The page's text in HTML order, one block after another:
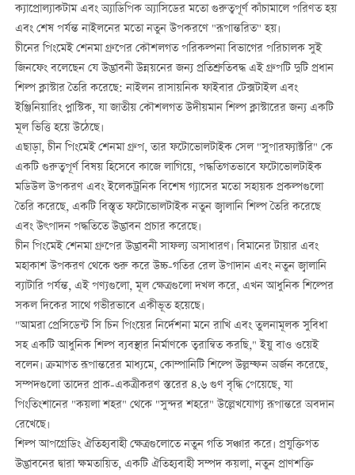
ক্যাপ্রোল্যাকটাম এবং অ্যাডিপিক অ্যাসিডের মতো গুরুত্বপূর্ণ কাঁচামালে পরিণত হয়
এবং শেষ পর্যন্ত নাইলনের মতো নতুন উপকরণে "রূপান্তরিত" হয়।
চীনের পিংমেই শেনমা গ্রুপের কৌশলগত পরিকল্পনা বিভাগের পরিচালক সুই
জিনফেং বলেছেন যে উদ্ভাবনী উন্নয়নের জন্য প্রতিশ্রুতিবদ্ধ এই গ্রুপটি দুটি প্রধান
শিল্প ক্লাস্টার তৈরি করেছে: নাইলন রাসায়নিক ফাইবার টেক্সটাইল এবং
ইঞ্জিনিয়ারিং প্লাস্টিক, যা জাতীয় কৌশলগত উদীয়মান শিল্প ক্লাস্টারের জন্য একটি
মূল ভিত্তি হয়ে উঠেছে।
এছাড়া, চীন পিংমেই শেনমা গ্রুপ, তার ফটোভোলটাইক সেল "সুপারফ্যাক্টরি" কে
একটি গুরুত্বপূর্ণ বিষয় হিসেবে কাজে লাগিয়ে, পদ্ধতিগতভাবে ফটোভোলটাইক
মডিউল উপকরণ এবং ইলেকট্রনিক বিশেষ গ্যাসের মতো সহায়ক প্রকল্পগুলো
তৈরি করেছে, একটি বিস্তৃত ফটোভোলটাইক নতুন জ্বালানি শিল্প তৈরি করেছে
এবং উৎপাদন পদ্ধতিতে উদ্ভাবন প্রচার করেছে।
চীন পিংমেই শেনমা গ্রুপের উদ্ভাবনী সাফল্য অসাধারণ। বিমানের টায়ার এবং
মহাকাশ উপকরণ থেকে শুরু করে উচ্চ-গতির রেল উপাদান এবং নতুন জ্বালানি
ব্যাটারি পর্যন্ত, এই পণ্যগুলো, মূল ক্ষেত্রগুলো দখল করে, এখন আধুনিক শিল্পের
সকল দিকের সাথে গভীরভাবে একীভূত হয়েছে।
"আমরা প্রেসিডেন্ট সি চিন পিংয়ের নির্দেশনা মনে রাখি এবং তুলনামূলক সুবিধা
সহ একটি আধুনিক শিল্প ব্যবস্থার নির্মাণকে ত্বরান্বিত করছি," ইয়ু বাও ওয়েই
বলেন। ক্রমাগত রূপান্তরের মাধ্যমে, কোম্পানিটি শিল্পে উল্লম্ফন অর্জন করেছে,
সম্পদগুলো তাদের প্রাক-একত্রীকরণ স্তরের ৪.৬ গুণ বৃদ্ধি পেয়েছে, যা
পিংতিংশানের "কয়লা শহর" থেকে "সুন্দর শহরে" উল্লেখযোগ্য রূপান্তরে অবদান
রেখেছে।
শিল্প আপগ্রেডিং ঐতিহ্যবাহী ক্ষেত্রগুলোতে নতুন গতি সঞ্চার করে। প্রযুক্তিগত
উদ্ভাবনের দ্বারা ক্ষমতায়িত, একটি ঐতিহ্যবাহী সম্পদ কয়লা, নতুন প্রাণশক্তি